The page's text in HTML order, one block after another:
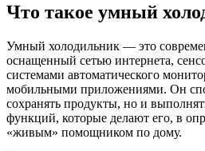
Что такое умный
Умный холодильник — это
оснащенный сетью интернета,
системами автоматического
мобильными приложениями. Он
сохранять продукты, но и
функций, которые делают его, в
«живым» помощником по дому.